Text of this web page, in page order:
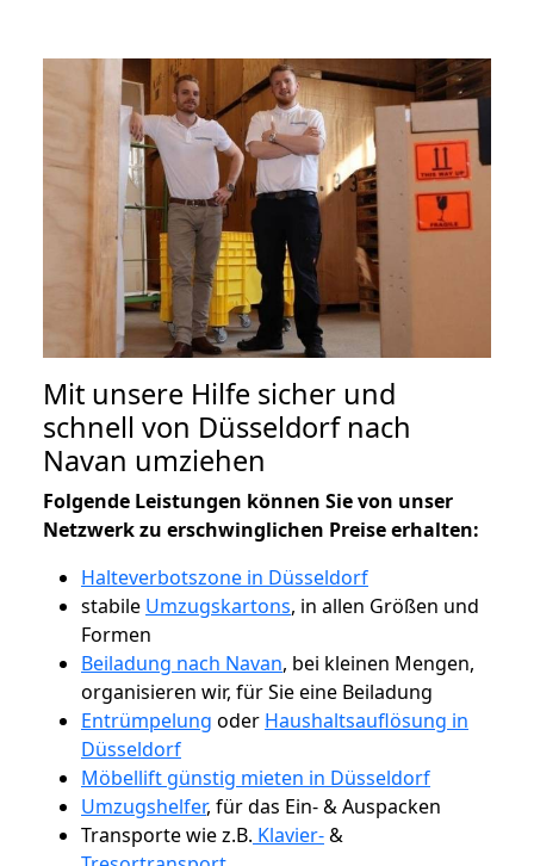
Mit unsere Hilfe sicher und
schnell von Düsseldorf nach
Navan umziehen
Folgende Leistungen können Sie von unser
Netzwerk zu erschwinglichen Preise erhalten:
Halteverbotszone in Düsseldorf
stabile Umzugskartons, in allen Größen und
Formen
Beiladung nach Navan, bei kleinen Mengen,
organisieren wir, für Sie eine Beiladung
Entrümpelung oder Haushaltsauflösung in
Düsseldorf
Möbellift günstig mieten in Düsseldorf
Umzugshelfer, für das Ein- & Auspacken
Transporte wie z.B. Klavier-&